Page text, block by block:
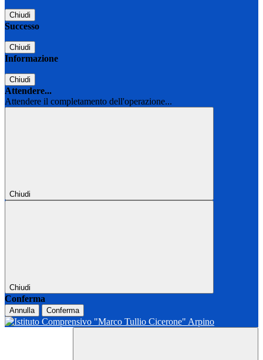
Chiudi
Successo
Chiudi
Informazione
Chiudi
Attendere...
Attendere il completamento dell'operazione...
Chiudi
Chiudi
Conferma
Annulla Conferma